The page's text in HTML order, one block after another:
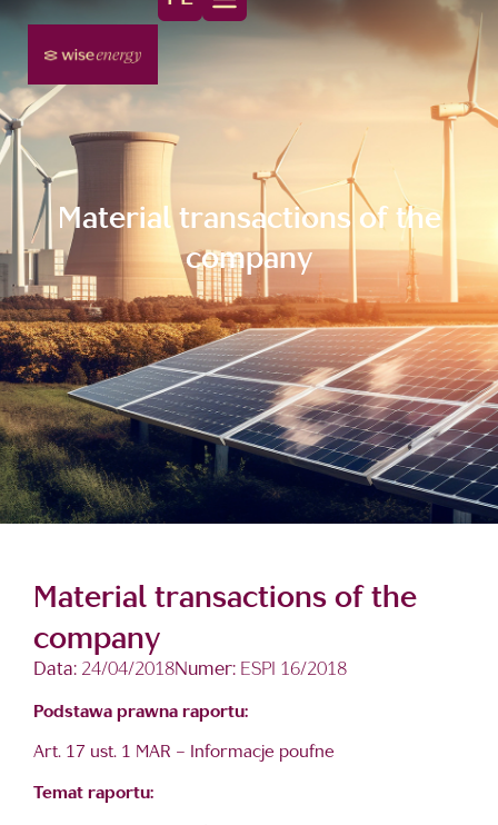
Material transactions of the
company
Material transactions of the
company
Data: 24/04/2018Numer: ESPI 16/2018
Podstawa prawna raportu:
Art. 17 ust. 1 MAR – Informacje poufne
Temat raportu: